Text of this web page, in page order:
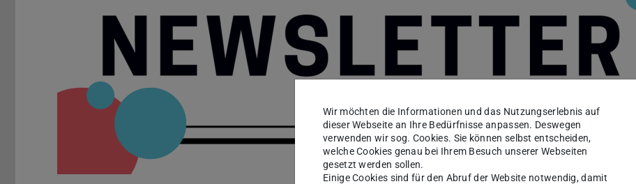
Wir möchten die Informationen und das Nutzungserlebnis auf
dieser Webseite an Ihre Bedürfnisse anpassen. Deswegen
verwenden wir sog. Cookies. Sie können selbst entscheiden,
welche Cookies genau bei Ihrem Besuch unserer Webseiten
gesetzt werden sollen.
Einige Cookies sind für den Abruf der Website notwendig, damit